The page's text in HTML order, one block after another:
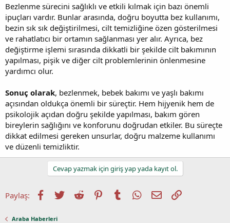
Bezlenme sürecini sağlıklı ve etkili kılmak için bazı önemli
ipuçları vardır. Bunlar arasında, doğru boyutta bez kullanımı,
bezin sık sık değiştirilmesi, cilt temizliğine özen gösterilmesi
ve rahatlatıcı bir ortamın sağlanması yer alır. Ayrıca, bez
değiştirme işlemi sırasında dikkatli bir şekilde cilt bakımının
yapılması, pişik ve diğer cilt problemlerinin önlenmesine
yardımcı olur.
Sonuç olarak, bezlenmek, bebek bakımı ve yaşlı bakımı
açısından oldukça önemli bir süreçtir. Hem hijyenik hem de
psikolojik açıdan doğru şekilde yapılması, bakım gören
bireylerin sağlığını ve konforunu doğrudan etkiler. Bu süreçte
dikkat edilmesi gereken unsurlar, doğru malzeme kullanımı
ve düzenli temizliktir.
Cevap yazmak için giriş yap yada kayıt ol.
Paylaş: Facebook
TwitterReddit PinterestTumblrWhatsApp
E-postaLink
Araba Haberleri